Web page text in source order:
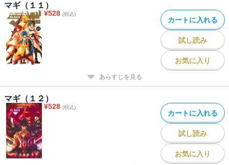
マギ（１１）
¥528 (税込)
カートに入れる
試し読み
お気に入り
あらすじを見る
マギ（１２）
¥528 (税込)
カートに入れる
試し読み
お気に入り